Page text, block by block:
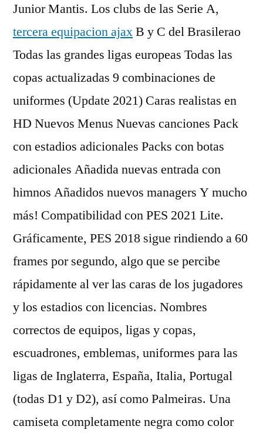
Junior Mantis. Los clubs de las Serie A,
tercera equipacion ajaxB y C del Brasilerao
Todas las grandes ligas europeas Todas las
copas actualizadas 9 combinaciones de
uniformes (Update 2021) Caras realistas en
HD Nuevos Menus Nuevas canciones Pack
con estadios adicionales Packs con botas
adicionales Añadida nuevas entrada con
himnos Añadidos nuevos managers Y mucho
más! Compatibilidad con PES 2021 Lite.
Gráficamente, PES 2018 sigue rindiendo a 60
frames por segundo, algo que se percibe
rápidamente al ver las caras de los jugadores
y los estadios con licencias. Nombres
correctos de equipos, ligas y copas,
escuadrones, emblemas, uniformes para las
ligas de Inglaterra, España, Italia, Portugal
(todas D1 y D2), así como Palmeiras. Una
camiseta completamente negra como color